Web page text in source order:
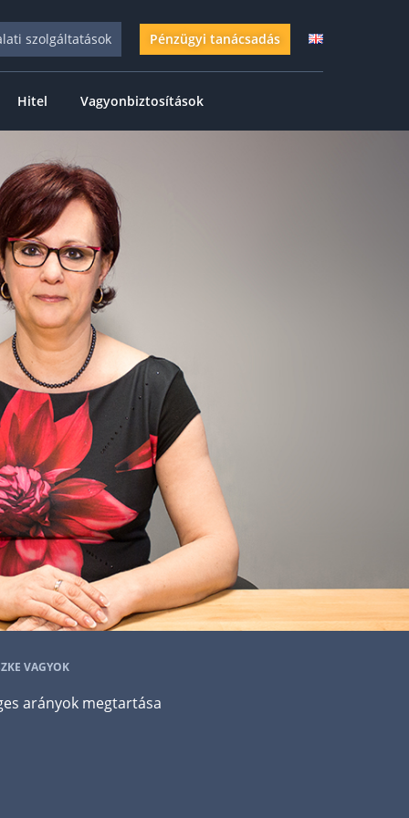
szolgáltatások Pénzügyi tanácsadás
Hitel Vagyonbiztosítások
VAGYOK
arányok megtartása